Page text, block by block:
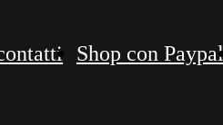
Shop con Paypal